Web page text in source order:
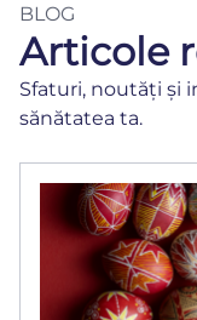
BLOG
Articole
Sfaturi, noutăți și
sănătatea ta.